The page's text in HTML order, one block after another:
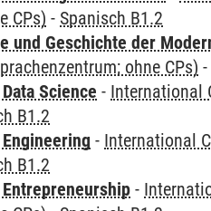
CPs) - Spanisch B1.2
und Geschichte der
ohne CPs) -
Science - International
B1.2
- International
B1.2
-